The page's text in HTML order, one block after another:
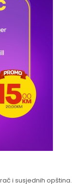
i susjednih opština.